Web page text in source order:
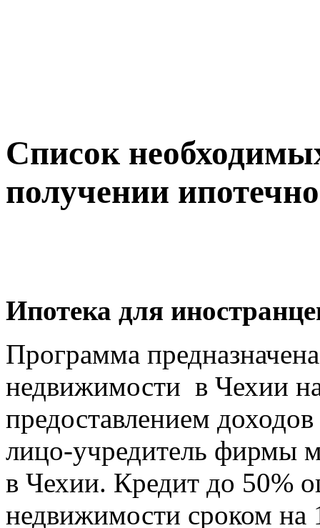
Список
получении
Ипотека для
Программа
недвижимости в Чехии
предоставлением
лицо-учредитель
в Чехии. Кредит до 50%
недвижимости сроком на